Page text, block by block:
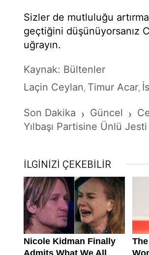
Sizler de mutluluğu
geçtiğini düşünüyorsanız
uğrayın.
Kaynak: Bültenler
Laçin Ceylan, Timur Acar,
Son Dakika › Güncel ›
Yılbaşı Partisine Ünlü